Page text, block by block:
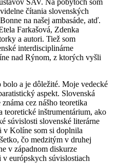
čítania slovenských
na našej ambasáde, atď.
Farkašová, Zdenka
a autori. Tiež som
interdisciplinárne
nad Rýnom, z ktorých vyšli
a je dôležité. Moje vedecké
aspekt. Slovenská
cez nášho teoretika
teoretické inštrumentárium, ako
súvislosti slovenské literárne
v Kolíne som si doplnila
čo medzitým v druhej
v západnom diskurze
európskych súvislostiach